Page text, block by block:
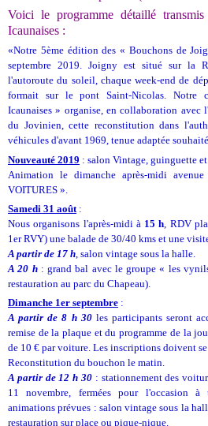
Voici le programme détaillé
Icaunaises :
«Notre 5ème édition des « Bouchons de
septembre 2019. Joigny est situé sur la
l'autoroute du soleil, chaque week-end de
formait sur le pont Saint-Nicolas. Notre
Icaunaises » organise, en collaboration
du Jovinien, cette reconstitution dans
véhicules d'avant 1969, tenue adaptée
Nouveauté 2019 : salon Vintage, guinguette
Animation le dimanche après-midi
VOITURES ».
Samedi 31 août :
Nous organisons l'après-midi à 15 h , RDV
1er RVY) une balade de 30/40 kms et une
A partir de 17 h , salon vintage sous la halle.
A 20 h: grand bal avec le groupe « les
restauration au parc du Chapeau).
Dimanche 1er septembre :
A partir de 8 h 30les participants seront
remise de la plaque et du programme de la
de 10 € par voiture. Les inscriptions doivent
Reconstitution du bouchon le matin.
A partir de 12 h 30: stationnement des
11 novembre, fermées pour l'occasion à
animations prévues : salon vintage sous la
restauration sur place ou pique-nique.